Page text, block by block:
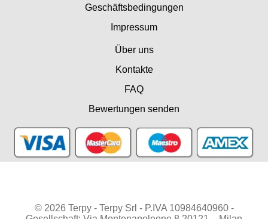
Geschäftsbedingungen
Impressum
Über uns
Kontakte
FAQ
Bewertungen senden
© 2026 Terpy - Terpy Srl - P.IVA 10984640960 -